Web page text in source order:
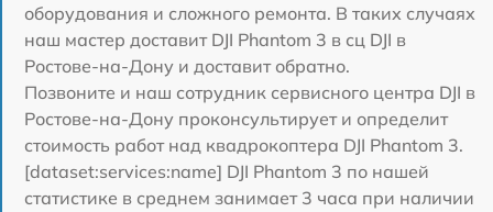
оборудования и сложного ремонта. В таких случаях
наш мастер доставит DJI Phantom 3 в сц DJI в
Ростове-на-Дону и доставит обратно.
Позвоните и наш сотрудник сервисного центра DJI в
Ростове-на-Дону проконсультирует и определит
стоимость работ над квадрокоптера DJI Phantom 3.
[dataset:services:name] DJI Phantom 3 по нашей
статистике в среднем занимает 3 часа при наличии